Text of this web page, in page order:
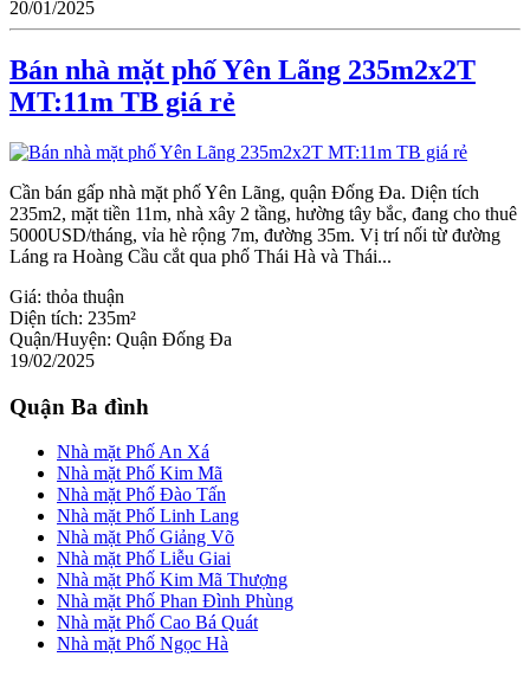
20/01/2025
Bán nhà mặt phố Yên Lãng 235m2x2T
MT:11m TB giá rẻ
Cần bán gấp nhà mặt phố Yên Lãng, quận Đống Đa. Diện tích
235m2, mặt tiền 11m, nhà xây 2 tầng, hường tây bắc, đang cho thuê
5000USD/tháng, vỉa hè rộng 7m, đường 35m. Vị trí nối từ đường
Láng ra Hoàng Cầu cắt qua phố Thái Hà và Thái...
Giá: thỏa thuận
Diện tích: 235m²
Quận/Huyện: Quận Đống Đa
19/02/2025
Quận Ba đình
Nhà mặt Phố An Xá
Nhà mặt Phố Kim Mã
Nhà mặt Phố Đào Tấn
Nhà mặt Phố Linh Lang
Nhà mặt Phố Giảng Võ
Nhà mặt Phố Liễu Giai
Nhà mặt Phố Kim Mã Thượng
Nhà mặt Phố Phan Đình Phùng
Nhà mặt Phố Cao Bá Quát
Nhà mặt Phố Ngọc Hà